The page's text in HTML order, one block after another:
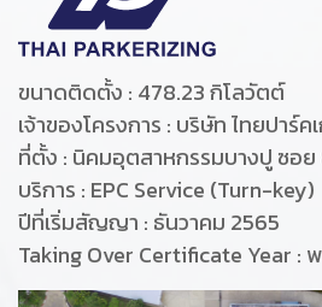
ขนาดติดตั้ง : 478.23 กิโลวัตต์
เจ้าของโครงการ : บริษัท ไทยปาร์ค
ที่ตั้ง : นิคมอุตสาหกรรมบางปู ซอย
บริการ : EPC Service (Turn-key)
ปีที่เริ่มสัญญา : ธันวาคม 2565
Taking Over Certificate Year :